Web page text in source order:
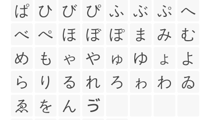
ぱ ひ び ぴ ふ ぶ ぷ へ
べ ぺ ほ ぼ ぽ ま み
む
め
も ゃ や ゅ ゆ ょ
よ
ら
り る れ ろ ゎ わ
ゐ
ゑ
を ん ゔ